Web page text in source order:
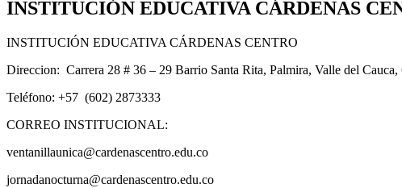
INSTITUCIÓN EDUCATIVA CÁRDENAS
INSTITUCIÓN EDUCATIVA CÁRDENAS CENTRO
Direccion: Carrera 28 # 36 – 29 Barrio Santa Rita, Palmira, Valle del Cauca,
Teléfono: +57 (602) 2873333
CORREO INSTITUCIONAL:
ventanillaunica@cardenascentro.edu.co
jornadanocturna@cardenascentro.edu.co